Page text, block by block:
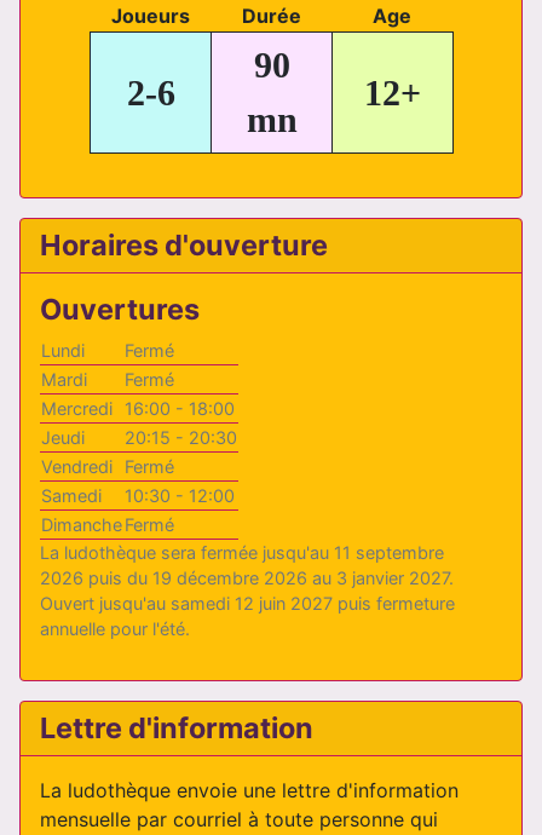
Joueurs Durée Age
2-6
90
mn
12+
Horaires d'ouverture
Ouvertures
Lundi
Fermé
Mardi
Fermé
Mercredi
16:00 - 18:00
Jeudi
20:15 - 20:30
Vendredi
Fermé
Samedi
10:30 - 12:00
DimancheFermé
La ludothèque sera fermée jusqu'au 11 septembre
2026 puis du 19 décembre 2026 au 3 janvier 2027.
Ouvert jusqu'au samedi 12 juin 2027 puis fermeture
annuelle pour l'été.
Lettre d'information
La ludothèque envoie une lettre d'information
mensuelle par courriel à toute personne qui